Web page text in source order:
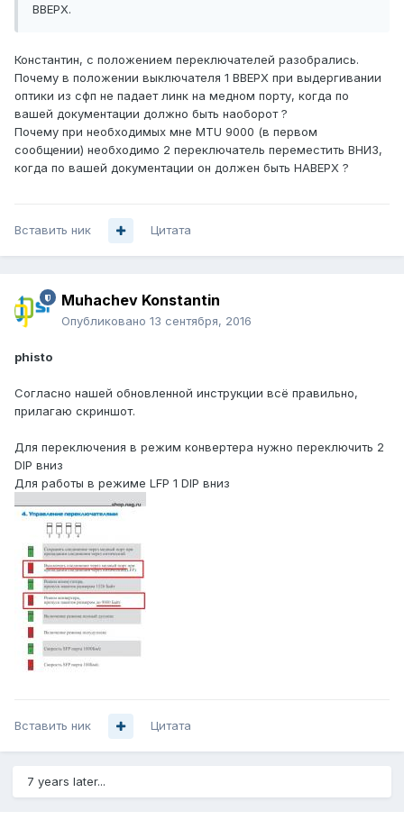
ВВЕРХ.
Константин, с положением переключателей разобрались.
Почему в положении выключателя 1 ВВЕРХ при выдергивании
оптики из сфп не падает линк на медном порту, когда по
вашей документации должно быть наоборот ?
Почему при необходимых мне MTU 9000 (в первом
сообщении) необходимо 2 переключатель переместить ВНИЗ,
когда по вашей документации он должен быть НАВЕРХ ?
Вставить ник Цитата
Muhachev Konstantin
Опубликовано 13 сентября, 2016
phisto
Согласно нашей обновленной инструкции всё правильно,
прилагаю скриншот.
Для переключения в режим конвертера нужно переключить 2
DIP вниз
Для работы в режиме LFP 1 DIP вниз
Вставить ник Цитата
7 years later...